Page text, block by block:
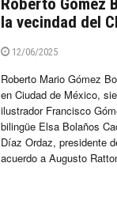
Roberto Gómez
la vecindad del
12/06/2025
Roberto Mario Gómez
en Ciudad de México,
ilustrador Francisco
bilingüe Elsa Bolaños
Díaz Ordaz, presidente
acuerdo a Augusto